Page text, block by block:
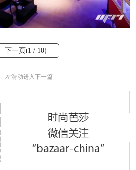
下一页(1 / 10)
← 左滑动进入下一篇